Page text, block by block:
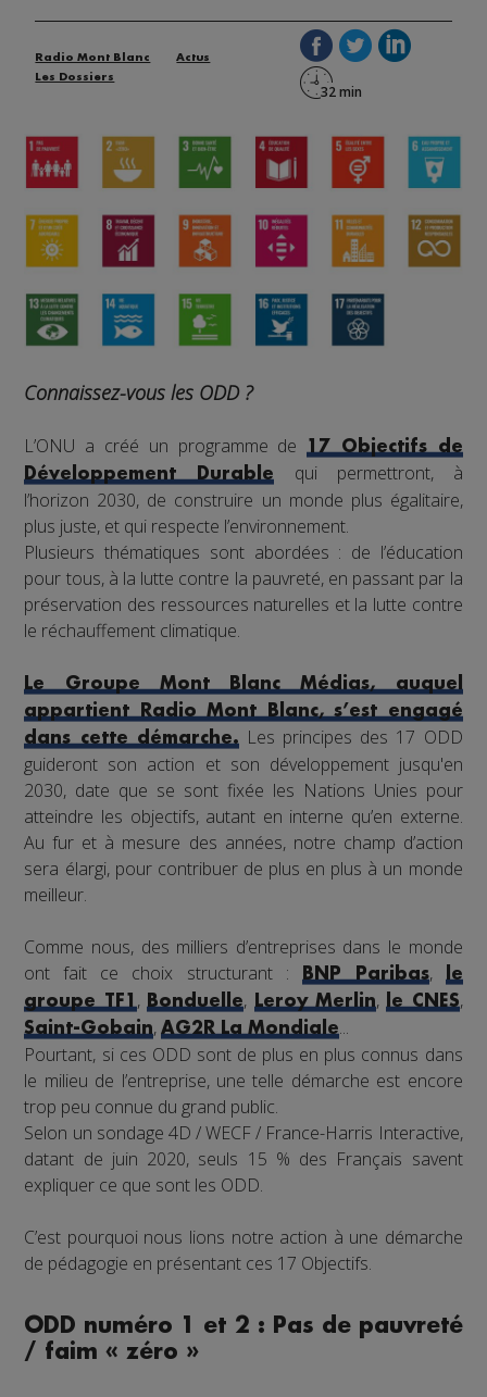
Radio Mont Blanc
Actus
Les Dossiers
Connaissez-vous les ODD ?
L’ONU a créé un programme de17 Objectifs de
Développement Durable
qui permettront, à
l’horizon 2030, de construire un monde plus égalitaire,
plus juste, et qui respecte l’environnement.
Plusieurs thématiques sont abordées : de l’éducation
pour tous, à la lutte contre la pauvreté, en passant par la
préservation des ressources naturelles et la lutte contre
le réchauffement climatique.
Le Groupe Mont Blanc Médias, auquel
appartient Radio Mont Blanc, s’est engagé
dans cette démarche.Les principes des 17 ODD
guideront son action et son développement jusqu'en
2030, date que se sont fixée les Nations Unies pour
atteindre les objectifs, autant en interne qu’en externe.
Au fur et à mesure des années, notre champ d’action
sera élargi, pour contribuer de plus en plus à un monde
meilleur.
Comme nous, des milliers d’entreprises dans le monde
ont fait ce choix structurant :
BNP Paribas,
le
groupe TF1,Bonduelle, Leroy Merlin,le CNES,
Saint-Gobain,AG2R La Mondiale...
Pourtant, si ces ODD sont de plus en plus connus dans
le milieu de l’entreprise, une telle démarche est encore
trop peu connue du grand public.
Selon un sondage 4D / WECF / France-Harris Interactive,
datant de juin 2020, seuls 15 % des Français savent
expliquer ce que sont les ODD.
C’est pourquoi nous lions notre action à une démarche
de pédagogie en présentant ces 17 Objectifs.
ODD numéro 1 et 2 : Pas de pauvreté
/ faim « zéro »